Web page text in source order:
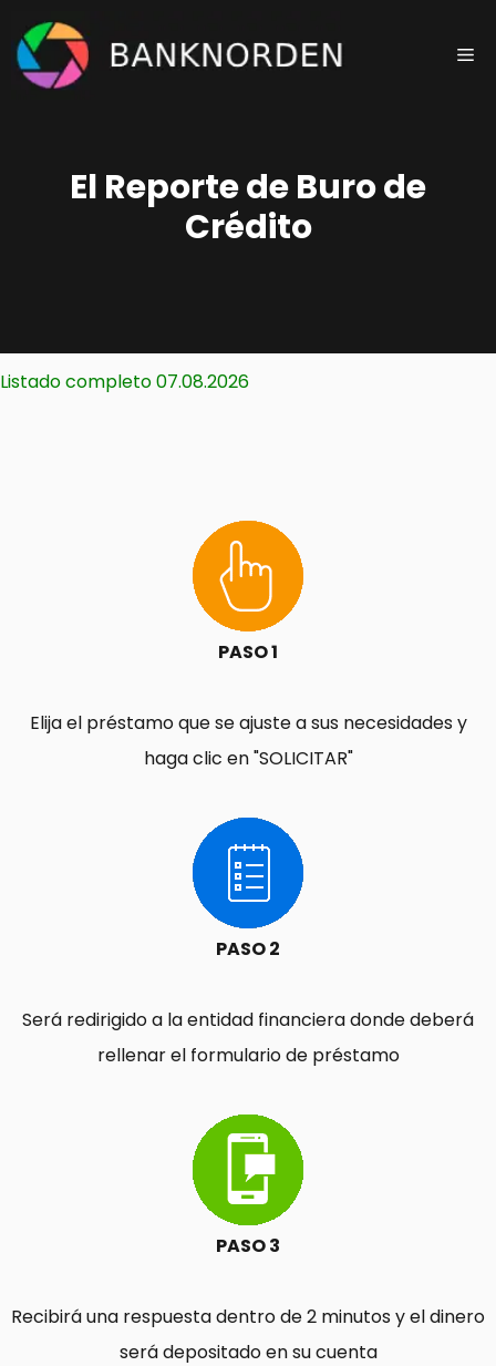
Saltar
contenido
El Reporte de Buro de
Crédito
Listado completo 07.08.2026
PASO 1
Elija el préstamo que se ajuste a sus necesidades y
haga clic en "SOLICITAR"
PASO 2
Será redirigido a la entidad financiera donde deberá
rellenar el formulario de préstamo
PASO 3
Recibirá una respuesta dentro de 2 minutos y el dinero
será depositado en su cuenta